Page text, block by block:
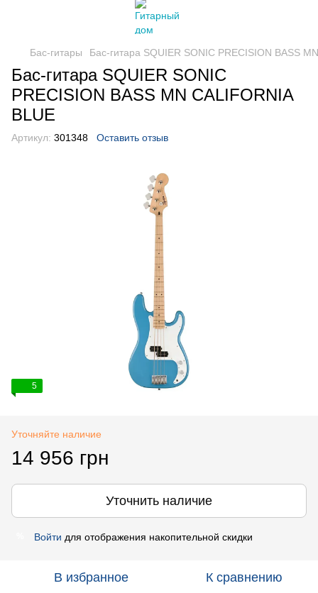
Бас-гитары Бас-гитара SQUIER SONIC PRECISION BASS
Бас-гитара SQUIER SONIC
PRECISION BASS MN CALIFORNIA
BLUE
Артикул: 301348 Оставить отзыв
5
Уточняйте наличие
14 956 грн
Уточнить наличие
Войти для отображения накопительной скидки
В избранное К сравнению